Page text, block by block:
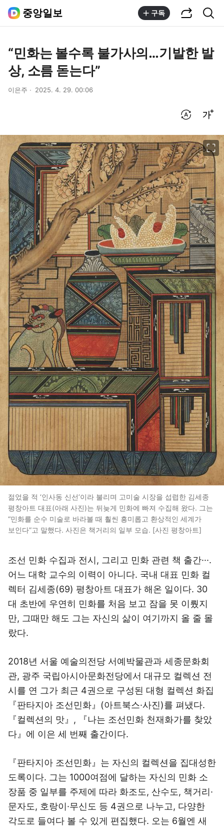
중앙일보 구독
“민화는 볼수록 불가사의…기발한 발
상, 소름 돋는다”
이은주 2025. 4. 29. 00:06
젊었을 적 ‘인사동 신선’이라 불리며 고미술 시장을 섭렵한 김세종
평창아트 대표(아래 사진)는 뒤늦게 민화에 빠져 수집해 왔다. 그는
“민화를 순수 미술로 바라볼 때 훨씬 흥미롭고 환상적인 세계가
보인다”고 말했다. 사진은 책거리의 일부 모습. [사진 평창아트]
조선 민화 수집과 전시, 그리고 민화 관련 책 출간···.
어느 대학 교수의 이력이 아니다. 국내 대표 민화 컬
렉터 김세종(69) 평창아트 대표가 해온 일이다. 30
대 초반에 우연히 민화를 처음 보고 잠을 못 이뤘지
만, 그때만 해도 그는 자신의 삶이 여기까지 올 줄 몰
랐다.
2018년 서울 예술의전당 서예박물관과 세종문화회
관, 광주 국립아시아문화전당에서 대규모 컬렉션 전
시를 연 그가 최근 4권으로 구성된 대형 컬렉션 화집
『판타지아 조선민화』(아트북스·사진)를 펴냈다.
『컬렉션의 맛』, 『나는 조선민화 천재화가를 찾았
다』에 이은 세 번째 출간이다.
『판타지아 조선민화』는 자신의 컬렉션을 집대성한
도록이다. 그는 1000여점에 달하는 자신의 민화 소
장품 중 일부를 주제에 따라 화조도, 산수도, 책거리·
문자도, 호랑이·무신도 등 4권으로 나누고, 다양한
각도로 들여다 볼 수 있게 편집했다. 오는 6월엔 새